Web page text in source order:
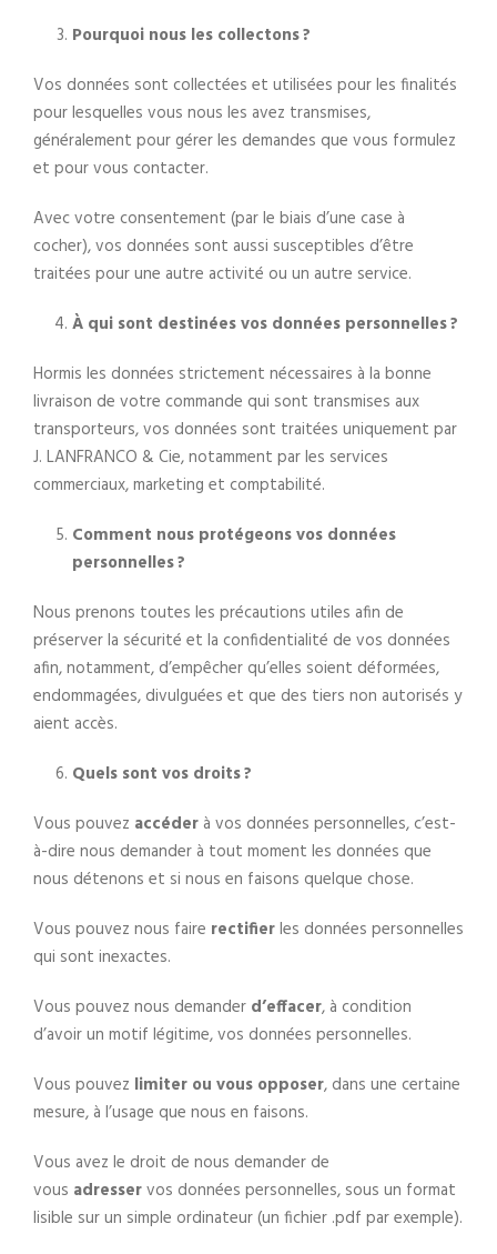
Pourquoi nous les collectons ?
Vos données sont collectées et utilisées pour les finalités
pour lesquelles vous nous les avez transmises,
généralement pour gérer les demandes que vous formulez
et pour vous contacter.
Avec votre consentement (par le biais d’une case à
cocher), vos données sont aussi susceptibles d’être
traitées pour une autre activité ou un autre service.
À qui sont destinées vos données personnelles ?
Hormis les données strictement nécessaires à la bonne
livraison de votre commande qui sont transmises aux
transporteurs, vos données sont traitées uniquement par
J. LANFRANCO & Cie, notamment par les services
commerciaux, marketing et comptabilité.
Comment nous protégeons vos données
personnelles ?
Nous prenons toutes les précautions utiles afin de
préserver la sécurité et la confidentialité de vos données
afin, notamment, d’empêcher qu’elles soient déformées,
endommagées, divulguées et que des tiers non autorisés y
aient accès.
Quels sont vos droits ?
Vous pouvez accéder à vos données personnelles, c’est-
à-dire nous demander à tout moment les données que
nous détenons et si nous en faisons quelque chose.
Vous pouvez nous faire rectifierles données personnelles
qui sont inexactes.
Vous pouvez nous demander d’effacer, à condition
d’avoir un motif légitime, vos données personnelles.
Vous pouvez limiter ou vous opposer, dans une certaine
mesure, à l’usage que nous en faisons.
Vous avez le droit de nous demander de
vous adresservos données personnelles, sous un format
lisible sur un simple ordinateur (un fichier .pdf par exemple).